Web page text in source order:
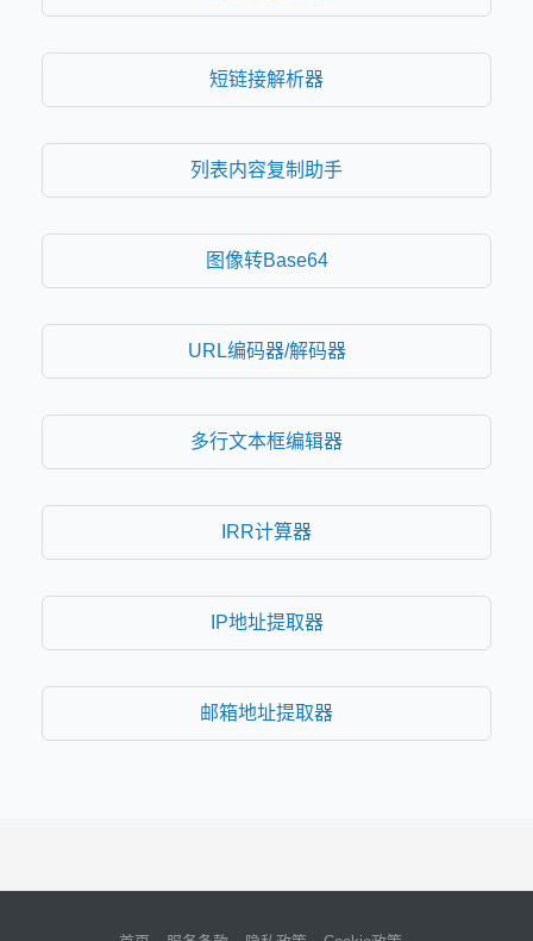
短链接解析器
列表内容复制助手
图像转Base64
URL编码器/解码器
多行文本框编辑器
IRR计算器
IP地址提取器
邮箱地址提取器